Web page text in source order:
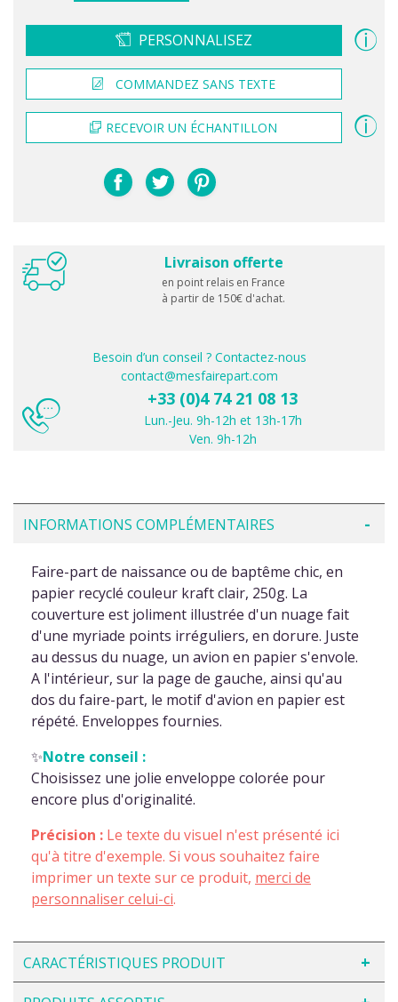
PERSONNALISEZ
COMMANDEZ SANS TEXTE
RECEVOIR UN ÉCHANTILLON
Livraison offerte
en point relais en France
à partir de 150€ d'achat.
Besoin d’un conseil ? Contactez-nous
contact@mesfairepart.com
+33 (0)4 74 21 08 13
Lun.-Jeu. 9h-12h et 13h-17h
Ven. 9h-12h
INFORMATIONS COMPLÉMENTAIRES
Faire-part de naissance ou de baptême chic, en
papier recyclé couleur kraft clair, 250g. La
couverture est joliment illustrée d'un nuage fait
d'une myriade points irréguliers, en dorure. Juste
au dessus du nuage, un avion en papier s'envole.
A l'intérieur, sur la page de gauche, ainsi qu'au
dos du faire-part, le motif d'avion en papier est
répété. Enveloppes fournies.
✨Notre conseil :
Choisissez une jolie enveloppe colorée pour
encore plus d'originalité.
Précision : Le texte du visuel n'est présenté ici
qu'à titre d'exemple. Si vous souhaitez faire
imprimer un texte sur ce produit, merci de
personnaliser celui-ci.
CARACTÉRISTIQUES PRODUIT